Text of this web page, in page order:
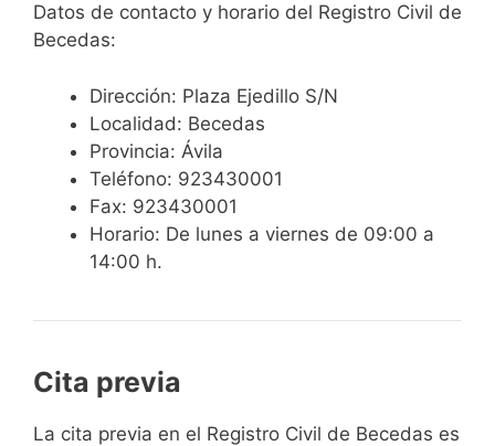
Datos de contacto y horario del Registro Civil de
Becedas:
Dirección: Plaza Ejedillo S/N
Localidad: Becedas
Provincia: Ávila
Teléfono: 923430001
Fax: 923430001
Horario: De lunes a viernes de 09:00 a
14:00 h.
Cita previa
​​​​​​​​​​​​​​​​​​​​​​​​​​​​La cita previa en el Registro Civil de Becedas es